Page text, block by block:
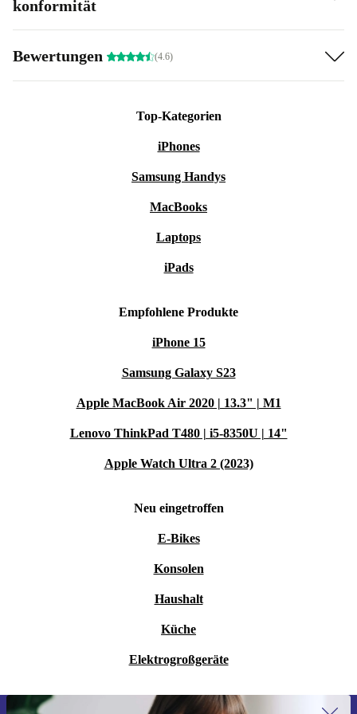
konformität
Bewertungen (4.6)
Top-Kategorien
iPhones
Samsung Handys
MacBooks
Laptops
iPads
Empfohlene Produkte
iPhone 15
Samsung Galaxy S23
Apple MacBook Air 2020 | 13.3" | M1
Lenovo ThinkPad T480 | i5-8350U | 14"
Apple Watch Ultra 2 (2023)
Neu eingetroffen
E-Bikes
Konsolen
Haushalt
Küche
Elektrogroßgeräte